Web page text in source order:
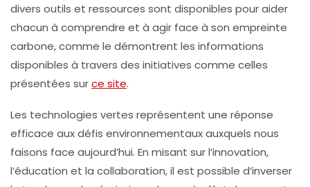
divers outils et ressources sont disponibles pour aider
chacun à comprendre et à agir face à son empreinte
carbone, comme le démontrent les informations
disponibles à travers des initiatives comme celles
présentées surce site.
Les technologies vertes représentent une réponse
efficace aux défis environnementaux auxquels nous
faisons face aujourd’hui. En misant sur l’innovation,
l’éducation et la collaboration, il est possible d’inverser